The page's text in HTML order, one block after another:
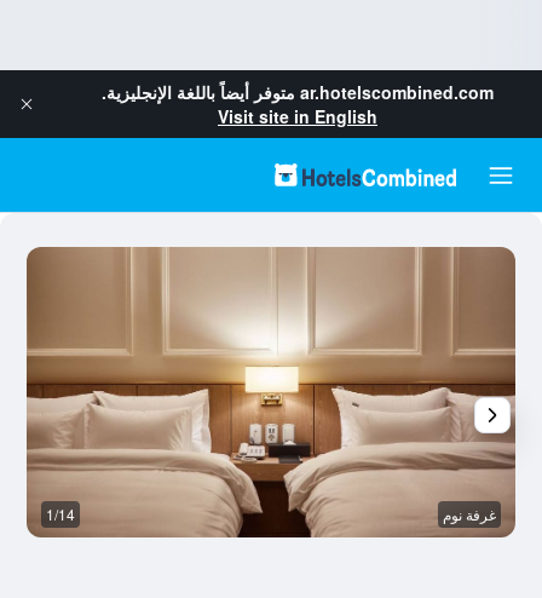
ar.hotelscombined.com متوفر أيضاً باللغة الإنجليزية.
Visit site in English
غرفة نوم 1/14